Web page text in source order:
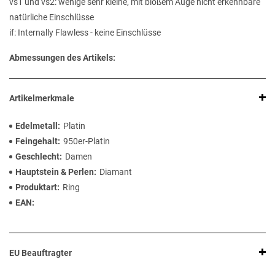
vs1 und vs2: wenige sehr kleine, mit bloßem Auge nicht erkennbare
natürliche Einschlüsse
if: Internally Flawless - keine Einschlüsse
Abmessungen des Artikels:
Artikelmerkmale
Edelmetall
Platin
Feingehalt 950er-Platin
Geschlecht
Damen
Hauptstein & Perlen
Diamant
Produktart
Ring
EAN
EU Beauftragter